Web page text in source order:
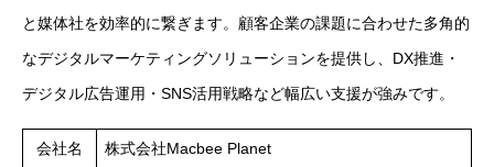
と媒体社を効率的に繋ぎます。顧客企業の課題に合わせた多角的
なデジタルマーケティングソリューションを提供し、DX推進・
デジタル広告運用・SNS活用戦略など幅広い支援が強みです。
会社名 株式会社Macbee Planet